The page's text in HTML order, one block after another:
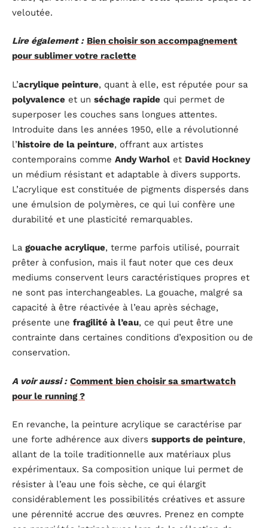
veloutée.
Lire également : Bien choisir son accompagnement
pour sublimer votre raclette
L’acrylique peinture, quant à elle, est réputée pour sa
polyvalence et un séchage rapide qui permet de
superposer les couches sans longues attentes.
Introduite dans les années 1950, elle a révolutionné
l’histoire de la peinture, offrant aux artistes
contemporains comme Andy Warhol et David Hockney
un médium résistant et adaptable à divers supports.
L’acrylique est constituée de pigments dispersés dans
une émulsion de polymères, ce qui lui confère une
durabilité et une plasticité remarquables.
La gouache acrylique, terme parfois utilisé, pourrait
prêter à confusion, mais il faut noter que ces deux
mediums conservent leurs caractéristiques propres et
ne sont pas interchangeables. La gouache, malgré sa
capacité à être réactivée à l’eau après séchage,
présente une fragilité à l’eau, ce qui peut être une
contrainte dans certaines conditions d’exposition ou de
conservation.
A voir aussi : Comment bien choisir sa smartwatch
pour le running ?
En revanche, la peinture acrylique se caractérise par
une forte adhérence aux divers supports de peinture,
allant de la toile traditionnelle aux matériaux plus
expérimentaux. Sa composition unique lui permet de
résister à l’eau une fois sèche, ce qui élargit
considérablement les possibilités créatives et assure
une pérennité accrue des œuvres. Prenez en compte